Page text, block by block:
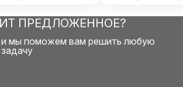
ПРЕДЛОЖЕННОЕ?
и мы поможем вам решить любую